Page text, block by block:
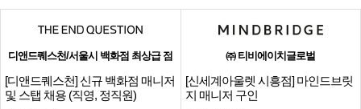
디앤드퀘스천/서울시 백화점 최상급 점
[디앤드퀘스천] 신규 백화점 매니저
및 스탭 채용 (직영, 정직원)
㈜ 티비에이치글로벌
[신세계아울렛 시흥점] 마인드브릿
지 매니저 구인